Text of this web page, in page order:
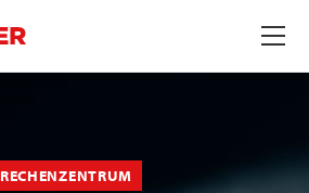
RECHENZENTRUM